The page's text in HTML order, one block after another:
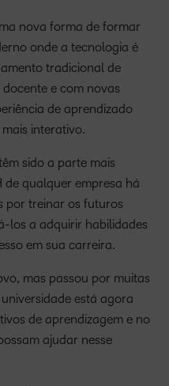
nova forma de formar
onde a tecnologia é
tradicional de
e com novas
de aprendizado
interativo.
sido a parte mais
de qualquer empresa há
​​por treinar os futuros
los a adquirir habilidades
em sua carreira.
mas passou por muitas
está agora
de aprendizagem e no
ajudar nesse